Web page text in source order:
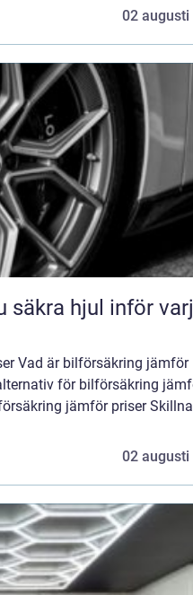
02 augusti
Vad är bilförsäkring jämför
för bilförsäkring
jämför priser
02 augusti